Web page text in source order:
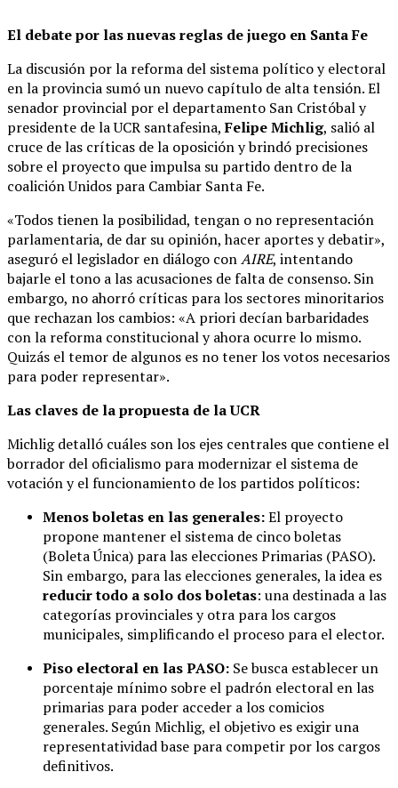
El debate por las nuevas reglas de juego en Santa Fe
La discusión por la reforma del sistema político y electoral
en la provincia sumó un nuevo capítulo de alta tensión. El
senador provincial por el departamento San Cristóbal y
presidente de la UCR santafesina,Felipe Michlig, salió al
cruce de las críticas de la oposición y brindó precisiones
sobre el proyecto que impulsa su partido dentro de la
coalición Unidos para Cambiar Santa Fe.
«Todos tienen la posibilidad, tengan o no representación
parlamentaria, de dar su opinión, hacer aportes y debatir»,
aseguró el legislador en diálogo conAIRE, intentando
bajarle el tono a las acusaciones de falta de consenso. Sin
embargo, no ahorró críticas para los sectores minoritarios
que rechazan los cambios: «A priori decían barbaridades
con la reforma constitucional y ahora ocurre lo mismo.
Quizás el temor de algunos es no tener los votos necesarios
para poder representar».
Las claves de la propuesta de la UCR
Michlig detalló cuáles son los ejes centrales que contiene el
borrador del oficialismo para modernizar el sistema de
votación y el funcionamiento de los partidos políticos:
Menos boletas en las generales:El proyecto
propone mantener el sistema de cinco boletas
(Boleta Única) para las elecciones Primarias (PASO).
Sin embargo, para las elecciones generales, la idea es
reducir todo a solo dos boletas: una destinada a las
categorías provinciales y otra para los cargos
municipales, simplificando el proceso para el elector.
Piso electoral en las PASO: Se busca establecer un
porcentaje mínimo sobre el padrón electoral en las
primarias para poder acceder a los comicios
generales. Según Michlig, el objetivo es exigir una
representatividad base para competir por los cargos
definitivos.